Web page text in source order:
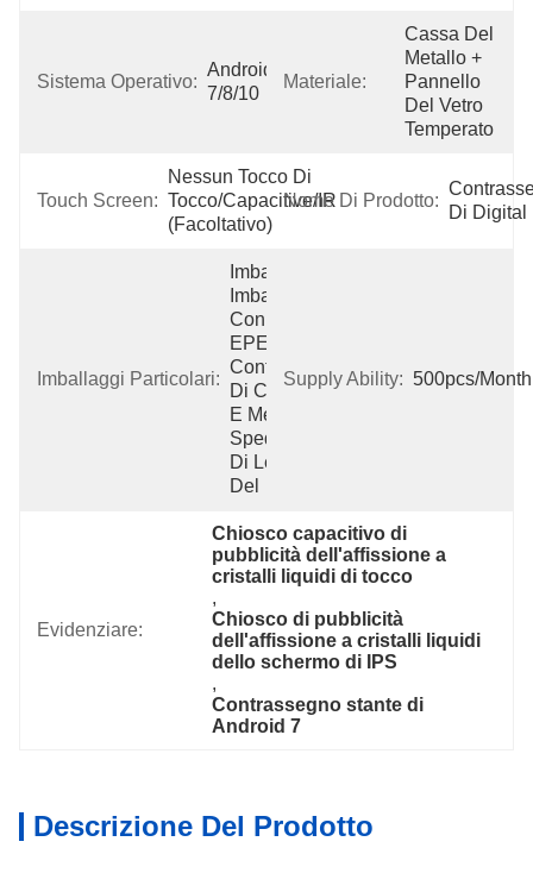
Sistema Operativo:
Android/Win
7/8/10
Materiale:
Cassa Del
Metallo +
Pannello
Del Vetro
Temperato
Touch Screen:
Nessun Tocco Di
Tocco/Capacitive/IR
(facoltativo)
Nome Di Prodotto:
Di Digital
Imballaggi Particolari:
Imballaggio:
Imballato
Con Forte
EPE, Il
Contenitore
Di Cartone
E Metodo Di
Spedizione
Di Legno
Del
Supply Ability: 500pcs/Month
Evidenziare:
Chiosco capacitivo di
pubblicità dell'affissione a
cristalli liquidi di tocco
,
Chiosco di pubblicità
dell'affissione a cristalli liquidi
dello schermo di IPS
,
Contrassegno stante di
Android 7
Descrizione Del Prodotto